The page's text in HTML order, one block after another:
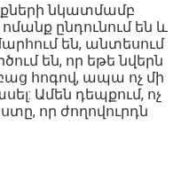
նկատմամբ
ընդունում են և
են, անտեսում
են, որ եթե նվերն
հոգով, ապա ոչ մի
Ամեն դեպքում, ոչ
որ ժողովուրդն